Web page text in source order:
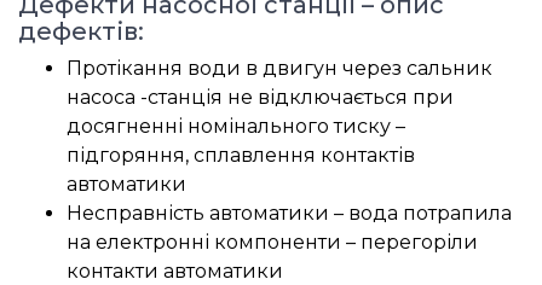
дефектів:
Протікання води в двигун через сальник
насоса -станція не відключається при
досягненні номінального тиску –
підгоряння, сплавлення контактів
автоматики
Несправність автоматики – вода потрапила
на електронні компоненти – перегоріли
контакти автоматики